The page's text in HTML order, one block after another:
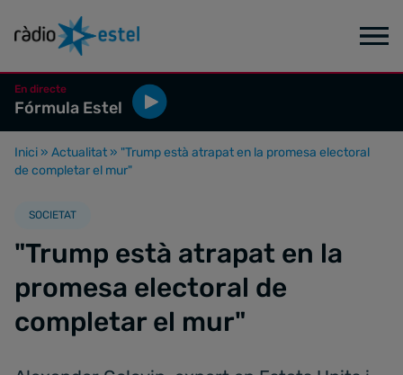
En directe
Fórmula Estel
Inici » Actualitat » "Trump està atrapat en la promesa electoral
de completar el mur"
SOCIETAT
"Trump està atrapat en la
promesa electoral de
completar el mur"